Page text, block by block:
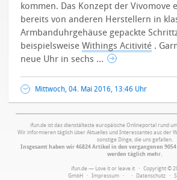
kommen. Das Konzept der Vivomove
bereits von anderen Herstellern in
Armbanduhrgehäuse gepackte
beispielsweiseWithings Acitivité .
neue Uhr in sechs ...
Mittwoch, 04. Mai 2016, 13:46 Uhr
ifun.de ist das dienstälteste europäische Onlineportal rund
Wir informieren täglich über Aktuelles und Interessantes aus der
sonstige Dinge, die uns gefallen.
Insgesamt haben wir 46824 Artikel in den vergangenen
werden täglich mehr.
ifun.de — Love it or leave it · Copyright ©
GmbH · Impressum · · Datenschutz ·